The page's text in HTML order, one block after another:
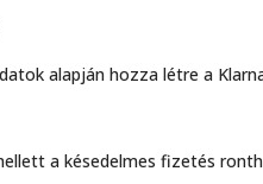
alapján hozza létre a
a késedelmes fizetés